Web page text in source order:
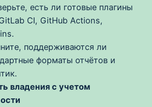
есть ли готовые плагины
CI, GitHub Actions,
поддерживаются ли
форматы отчётов и
владения с учетом